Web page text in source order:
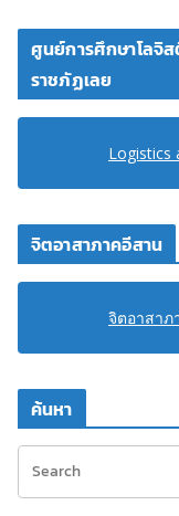
ศูนย์การศึกษาโลจิ
ราชภัฏเลย
Logistics
จิตอาสาภาคอีสาน
จิตอาสาภ
ค้นหา